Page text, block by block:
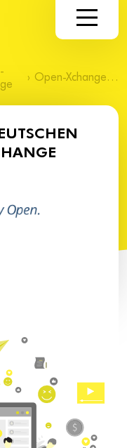
› Open-Xchange – Details